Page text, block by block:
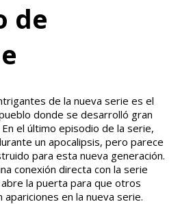
de
de la nueva serie es el
donde se desarrolló gran
el último episodio de la serie,
un apocalipsis, pero parece
para esta nueva generación.
conexión directa con la serie
la puerta para que otros
en la nueva serie.